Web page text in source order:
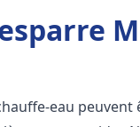
eau peuvent